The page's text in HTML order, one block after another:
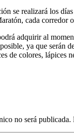
se realizará los
cada corredor
adquirir al
ya que serán
de colores, lápices
no será publicada.